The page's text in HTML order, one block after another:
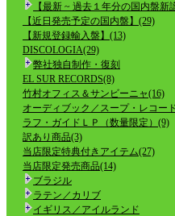
【最新 ~ 過去１年分の国内盤新
【近日発売予定の国内盤】(29)
【新規登録輸入盤】(13)
DISCOLOGIA(29)
弊社独自制作・復刻
EL SUR RECORDS(8)
竹村オフィス＆サンビーニャ(16)
オーディブック／スープ・レコー
ラフ・ガイドＬＰ（数量限定）(9)
訳あり商品(3)
当店限定特典付きアイテム(27)
当店限定発売商品(14)
ブラジル
ラテン／カリブ
イギリス／アイルランド